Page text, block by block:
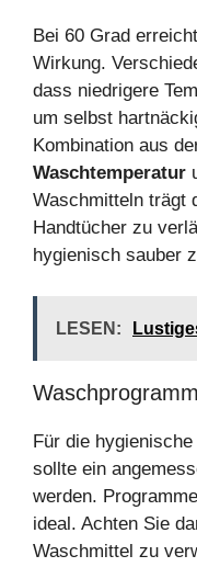
Bei 60 Grad
Wirkung.
dass niedrigere
um selbst
Kombination aus
Waschtemperatur
Waschmitteln trägt
Handtücher zu
hygienisch sauber
LESEN:
Für die
sollte ein
werden.
ideal. Achten Sie
Waschmittel zu